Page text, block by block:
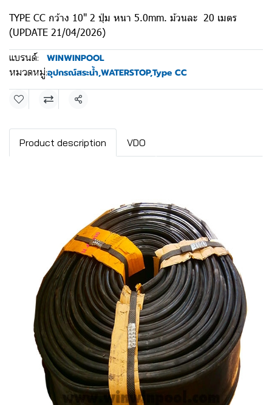
TYPE CC กว้าง 10" 2 ปุ่ม หนา 5.0mm. ม้วนละ 20 เมตร
(UPDATE 21/04/2026)
แบรนด์: WINWINPOOL
หมวดหมู่:อุปกรณ์สระน้ำ,WATERSTOP,Type CC
แชร์
Product description VDO